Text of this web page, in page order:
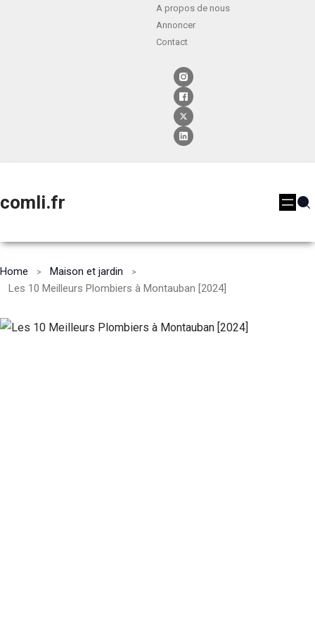
A propos de nous
Annoncer
Contact
comli.fr
Home
Maison et jardin
Les 10 Meilleurs Plombiers à Montauban [2024]